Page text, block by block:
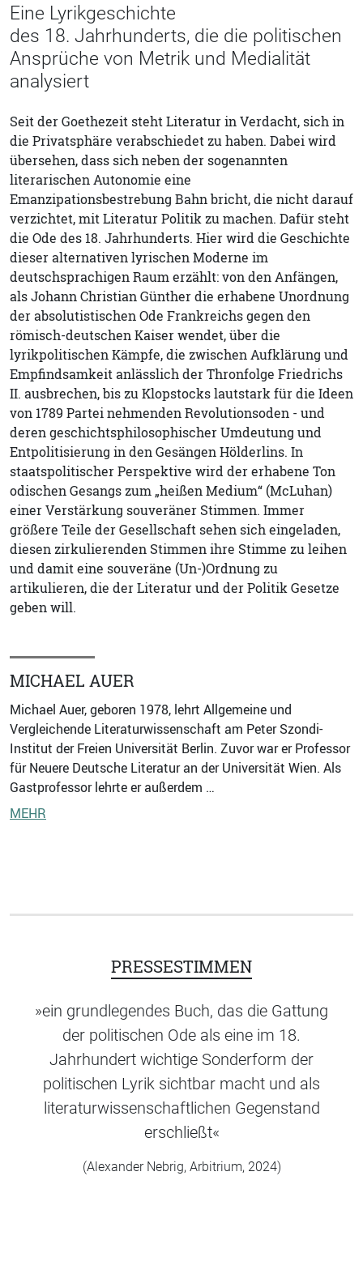
Eine Lyrikgeschichte
des 18. Jahrhunderts, die die politischen
Ansprüche von Metrik und Medialität
analysiert
Seit der Goethezeit steht Literatur in Verdacht, sich in
die Privatsphäre verabschiedet zu haben. Dabei wird
übersehen, dass sich neben der sogenannten
literarischen Autonomie eine
Emanzipationsbestrebung Bahn bricht, die nicht darauf
verzichtet, mit Literatur Politik zu machen. Dafür steht
die Ode des 18. Jahrhunderts. Hier wird die Geschichte
dieser alternativen lyrischen Moderne im
deutschsprachigen Raum erzählt: von den Anfängen,
als Johann Christian Günther die erhabene Unordnung
der absolutistischen Ode Frankreichs gegen den
römisch-deutschen Kaiser wendet, über die
lyrikpolitischen Kämpfe, die zwischen Aufklärung und
Empfindsamkeit anlässlich der Thronfolge Friedrichs
II. ausbrechen, bis zu Klopstocks lautstark für die Ideen
von 1789 Partei nehmenden Revolutionsoden - und
deren geschichtsphilosophischer Umdeutung und
Entpolitisierung in den Gesängen Hölderlins. In
staatspolitischer Perspektive wird der erhabene Ton
odischen Gesangs zum „heißen Medium“ (McLuhan)
einer Verstärkung souveräner Stimmen. Immer
größere Teile der Gesellschaft sehen sich eingeladen,
diesen zirkulierenden Stimmen ihre Stimme zu leihen
und damit eine souveräne (Un-)Ordnung zu
artikulieren, die der Literatur und der Politik Gesetze
geben will.
MICHAEL AUER
Michael Auer, geboren 1978, lehrt Allgemeine und
Vergleichende Literaturwissenschaft am Peter Szondi-
Institut der Freien Universität Berlin. Zuvor war er Professor
für Neuere Deutsche Literatur an der Universität Wien. Als
Gastprofessor lehrte er außerdem …
MEHR
PRESSESTIMMEN
»ein grundlegendes Buch, das die Gattung
der politischen Ode als eine im 18.
Jahrhundert wichtige Sonderform der
politischen Lyrik sichtbar macht und als
literaturwissenschaftlichen Gegenstand
erschließt«
(Alexander Nebrig, Arbitrium, 2024)